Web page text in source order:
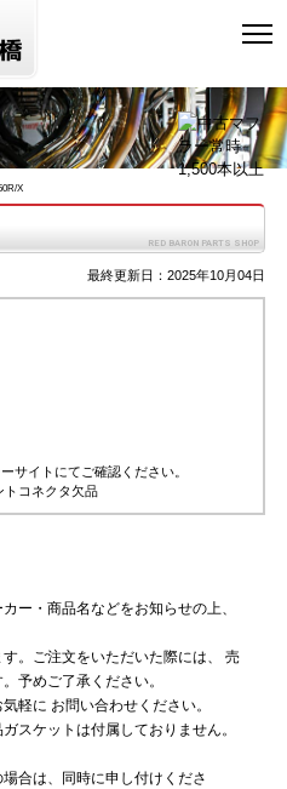
X
最終更新日：2025年10月04日
サイトにてご確認ください。
コネクタ欠品
ー・商品名などをお知らせの上、
。ご注文をいただいた際には、 売
予めご了承ください。
軽に お問い合わせください。
スケットは付属しておりません。
合は、同時に申し付けくださ